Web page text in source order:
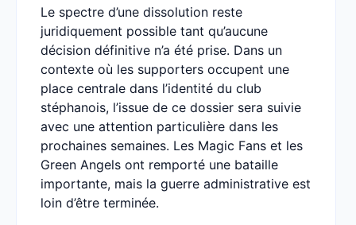
Le spectre d’une dissolution reste
juridiquement possible tant qu’aucune
décision définitive n’a été prise. Dans un
contexte où les supporters occupent une
place centrale dans l’identité du club
stéphanois, l’issue de ce dossier sera suivie
avec une attention particulière dans les
prochaines semaines. Les Magic Fans et les
Green Angels ont remporté une bataille
importante, mais la guerre administrative est
loin d’être terminée.